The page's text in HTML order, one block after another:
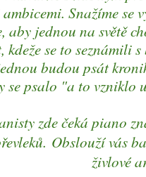
Snažíme se
aby jednou na světě
kdeže se to seznámili
budou psát
se psalo "a to vzniklo
zde čeká piano
Obslouží vás
živlové